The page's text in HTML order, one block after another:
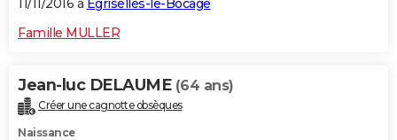
11/11/2016 à Égriselles-le-Bocage
Famille MULLER
Jean-luc DELAUME (64 ans)
Créer une cagnotte obsèques
Naissance